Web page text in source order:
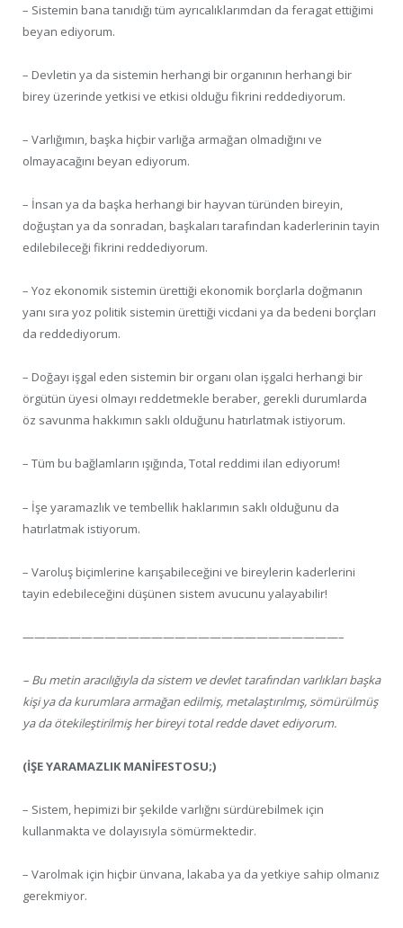
– Sistemin bana tanıdığı tüm ayrıcalıklarımdan da feragat ettiğimi
beyan ediyorum.
– Devletin ya da sistemin herhangi bir organının herhangi bir
birey üzerinde yetkisi ve etkisi olduğu fikrini reddediyorum.
– Varlığımın, başka hiçbir varlığa armağan olmadığını ve
olmayacağını beyan ediyorum.
– İnsan ya da başka herhangi bir hayvan türünden bireyin,
doğuştan ya da sonradan, başkaları tarafından kaderlerinin tayin
edilebileceği fikrini reddediyorum.
– Yoz ekonomik sistemin ürettiği ekonomik borçlarla doğmanın
yanı sıra yoz politik sistemin ürettiği vicdani ya da bedeni borçları
da reddediyorum.
– Doğayı işgal eden sistemin bir organı olan işgalci herhangi bir
örgütün üyesi olmayı reddetmekle beraber, gerekli durumlarda
öz savunma hakkımın saklı olduğunu hatırlatmak istiyorum.
– Tüm bu bağlamların ışığında, Total reddimi ilan ediyorum!
– İşe yaramazlık ve tembellik haklarımın saklı olduğunu da
hatırlatmak istiyorum.
– Varoluş biçimlerine karışabileceğini ve bireylerin kaderlerini
tayin edebileceğini düşünen sistem avucunu yalayabilir!
———————————————————————————–
– Bu metin aracılığıyla da sistem ve devlet tarafından varlıkları başka
kişi ya da kurumlara armağan edilmiş, metalaştırılmış, sömürülmüş
ya da ötekileştirilmiş her bireyi total redde davet ediyorum.
(İŞE YARAMAZLIK MANİFESTOSU;)
– Sistem, hepimizi bir şekilde varlığnı sürdürebilmek için
kullanmakta ve dolayısıyla sömürmektedir.
– Varolmak için hiçbir ünvana, lakaba ya da yetkiye sahip olmanız
gerekmiyor.